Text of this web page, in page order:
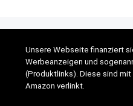
Unsere Webseite finanziert
Werbeanzeigen und
(Produktlinks). Diese sind
Amazon verlinkt.